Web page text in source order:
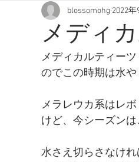
メディ
blossomohg 2022
メディカルティー
のでこの時期は水
メラレウカ系はレ
けど、今シーズン
水さえ切らさなけ